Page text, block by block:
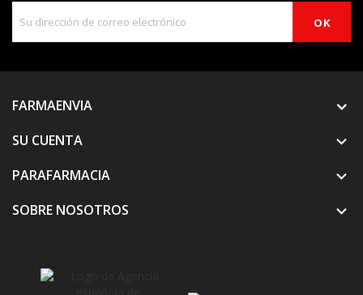
FARMAENVIA
SU CUENTA

PARAFARMACIA 
SOBRE NOSOTROS 